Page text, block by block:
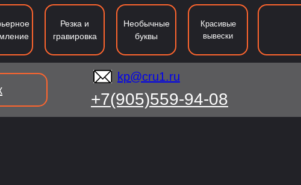
Типография Резка Таблички и указатели
Резка и
гравировка
Необычные
буквы
Красивые
вывески
+7(905)559-94-08
kp@cru1.ru